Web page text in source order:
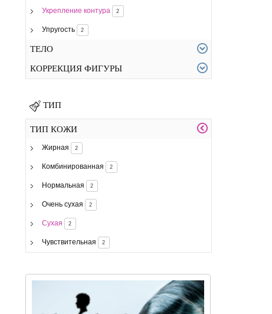
Укрепление контура 2
Упругость 2
ТЕЛО
КОРРЕКЦИЯ ФИГУРЫ
ТИП
ТИП КОЖИ
Жирная 2
Комбинированная 2
Нормальная 2
Очень сухая 2
Сухая 2
Чувствительная 2